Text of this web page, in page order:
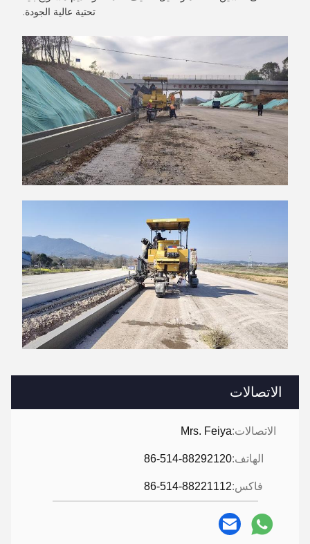
الاتصالات
الاتصالات:Mrs. Feiya
الهاتف:86-514-88292120
فاكس:86-514-88221112
تحتية عالية الجودة.